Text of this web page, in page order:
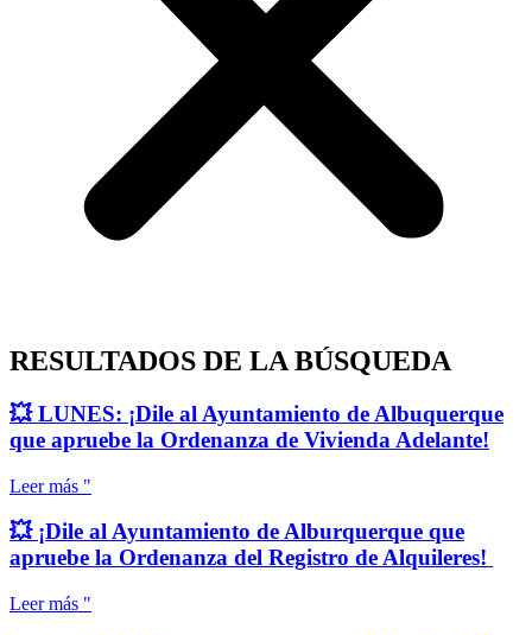
RESULTADOS DE LA BÚSQUEDA
💥 LUNES: ¡Dile al Ayuntamiento de Albuquerque
que apruebe la Ordenanza de Vivienda Adelante!
Leer más "
💥 ¡Dile al Ayuntamiento de Alburquerque que
apruebe la Ordenanza del Registro de Alquileres!
Leer más "